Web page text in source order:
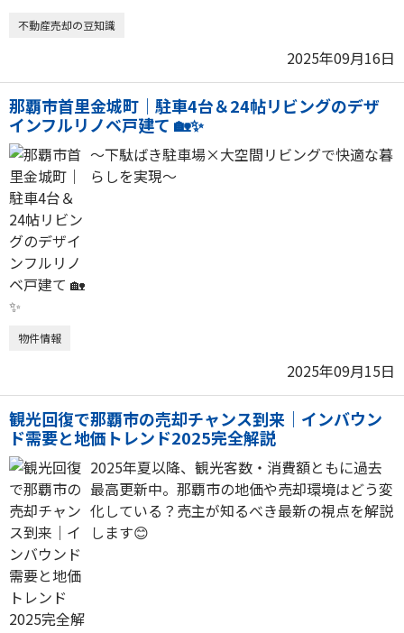
不動産売却の豆知識
2025年09月16日
那覇市首里金城町｜駐車4台＆24帖リビングのデザ
インフルリノベ戸建て 🏡✨
～下駄ばき駐車場×大空間リビングで快適な暮
らしを実現～
物件情報
2025年09月15日
観光回復で那覇市の売却チャンス到来｜インバウン
ド需要と地価トレンド2025完全解説
2025年夏以降、観光客数・消費額ともに過去
最高更新中。那覇市の地価や売却環境はどう変
化している？売主が知るべき最新の視点を解説
します😊